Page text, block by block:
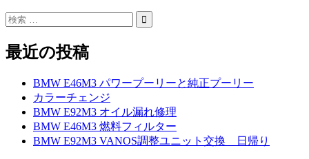
最近の投稿
BMW E46M3 パワープーリーと純正プーリー
カラーチェンジ
BMW E92M3 オイル漏れ修理
BMW E46M3 燃料フィルター
BMW E92M3 VANOS調整ユニット交換 日帰り